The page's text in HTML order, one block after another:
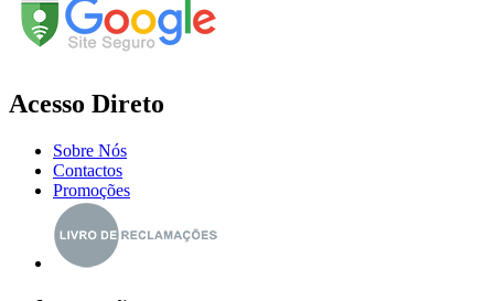
Acesso Direto
Sobre Nós
Contactos
Promoções